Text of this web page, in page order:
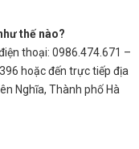
thế nào?
thoại: 0986.474.671 –
hoặc đến trực tiếp địa
Nghĩa, Thành phố Hà